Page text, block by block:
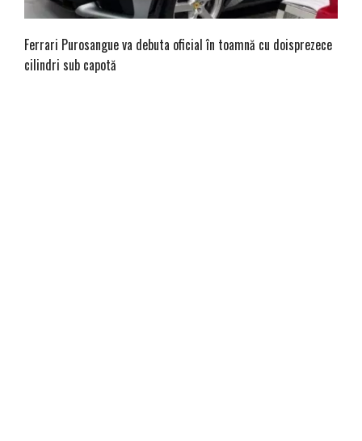
Ferrari Purosangue va debuta oficial în toamnă cu doisprezece
cilindri sub capotă